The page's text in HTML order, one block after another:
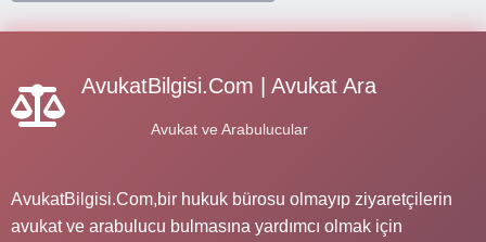
AvukatBilgisi.Com | Avukat Ara
Avukat ve Arabulucular
AvukatBilgisi.Com,bir hukuk bürosu olmayıp ziyaretçilerin
avukat ve arabulucu bulmasına yardımcı olmak için